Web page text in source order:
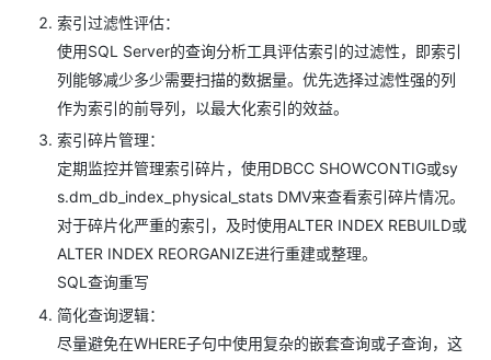
索引过滤性评估：
使用SQL Server的查询分析工具评估索引的过滤性，即索引
列能够减少多少需要扫描的数据量。优先选择过滤性强的列
作为索引的前导列，以最大化索引的效益。
索引碎片管理：
定期监控并管理索引碎片，使用DBCC SHOWCONTIG或sy
s.dm_db_index_physical_stats DMV来查看索引碎片情况。
对于碎片化严重的索引，及时使用ALTER INDEX REBUILD或
ALTER INDEX REORGANIZE进行重建或整理。
SQL查询重写
简化查询逻辑：
尽量避免在WHERE子句中使用复杂的嵌套查询或子查询，这